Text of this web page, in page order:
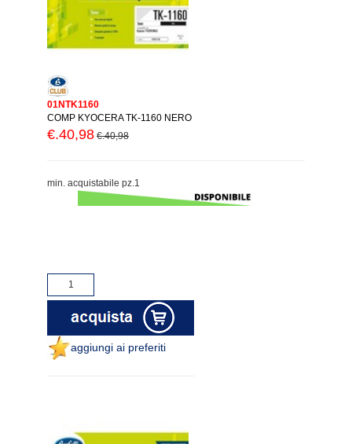
01NTK1160
COMP KYOCERA TK-1160 NERO
€.40,98 €.40,98
min. acquistabile pz.1
aggiungi ai preferiti